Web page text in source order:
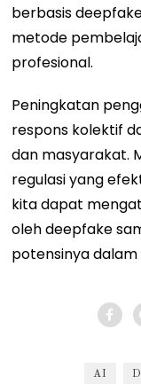
berbasis
metode
profesional.
Peningkatan
respons kolektif
dan masyarakat.
regulasi yang
kita dapat
oleh deepfake
potensinya
AI